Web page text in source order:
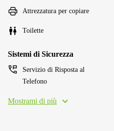
Attrezzatura per copiare
Toilette
Sistemi di Sicurezza
Servizio di Risposta al
Telefono
Mostrami di più